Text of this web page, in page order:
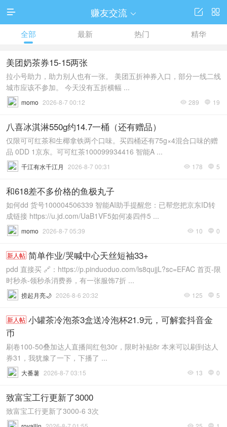
 赚友交流  

全部 最新 热门 精华
美团奶茶券15-15两张
拉小号助力，助力别人也有一张。 美团五折神券入口，部分一线二线
城市应该不参加。 今天没有五折横幅 ...
 289  19
momo 2026-8-7 00:12
八喜冰淇淋550g约14.7一桶（还有赠品）
仅限可可红茶和生椰拿铁两个口味。买四桶还有75g×4混合口味的赠
品 0DD 1京东。可可红茶100099934416 智能A ...
 178  5
千江有水千江月 2026-8-7 00:31
和618差不多价格的鱼极丸子
如何dd 货号100004506339 智能AI助手提醒您：已帮您把京东ID转
成链接 https://u.jd.com/UaB1VF5如何凑四件5 ...
 10  0
momo 2026-8-7 05:39
新人帖 简单作业/哭喊中心天丝短袖33+
pdd 直接买 🔗：https://p.pinduoduo.com/ls8qujjL?sc=EFAC 首页-限
时秒杀-领秒杀消费券，有一张服饰7折 ...
 125  5
捞起月亮🌙 2026-8-6 20:32
新人帖 小罐茶冷泡茶3盒送冷泡杯21.9元，可解套抖音金
币
刷卷100-50叠加达人直播间红包30r，限时补贴8r 本来可以刷到达人
券31，我犹豫了一下，下播了 ...
 13  0
大番薯 2026-8-7 03:15
致富宝工行更新了3000
致富宝工行更新了3000-6 3次